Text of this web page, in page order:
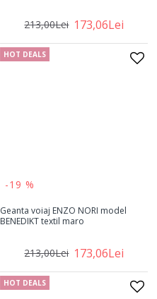
173,06Lei
213,00Lei
HOT DEALS
-19 %
Geanta voiaj ENZO NORI model
BENEDIKT textil maro
173,06Lei
213,00Lei
HOT DEALS